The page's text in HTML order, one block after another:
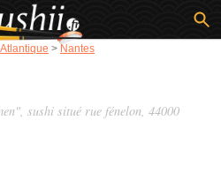
> Nantes
sushi situé rue fénelon, 44000